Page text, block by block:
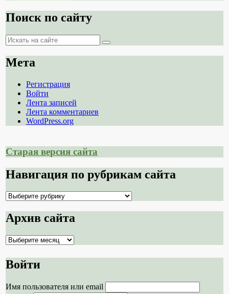
Поиск по сайту
Поиск
Поиск
Мета
Регистрация
Войти
Лента записей
Лента комментариев
WordPress.org
Старая версия сайта
Навигация по рубрикам сайта
Навигация
рубрикам
сайта
Архив сайта
Архив
Войти
Имя пользователя или email